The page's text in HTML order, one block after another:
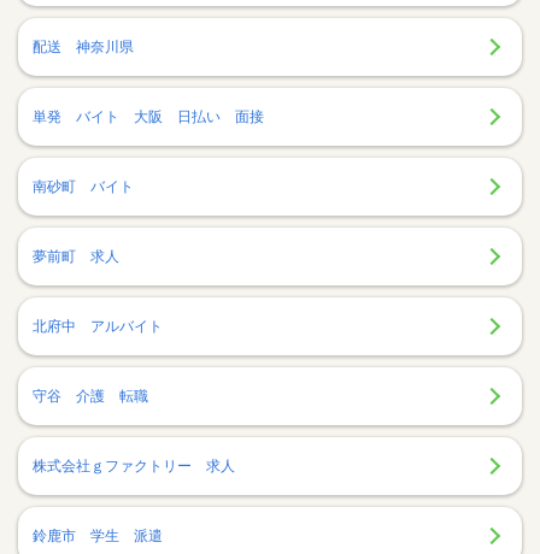
配送 神奈川県
単発 バイト 大阪 日払い 面接
南砂町 バイト
夢前町 求人
北府中 アルバイト
守谷 介護 転職
株式会社ｇファクトリー 求人
鈴鹿市 学生 派遣